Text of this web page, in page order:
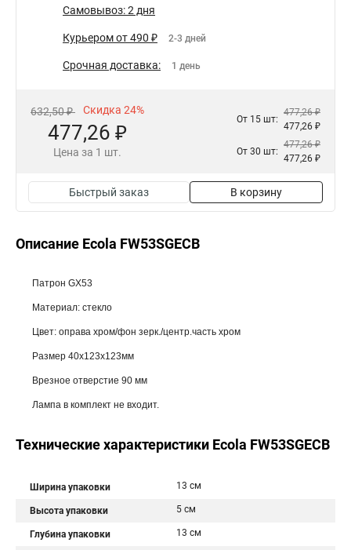
Самовывоз: 2 дня
Курьером от 490 ₽ 2-3 дней
Срочная доставка: 1 день
632,50 ₽ Скидка 24%
477,26 ₽
Цена за 1 шт.
От 15 шт:
477,26 ₽
477,26 ₽
От 30 шт:
477,26 ₽
477,26 ₽
Быстрый заказ В корзину
Описание Ecola FW53SGECB
Патрон GX53
Материал: стекло
Цвет: оправа хром/фон зерк./центр.часть хром
Размер 40x123x123мм
Врезное отверстие 90 мм
Лампа в комплект не входит.
Технические характеристики Ecola FW53SGECB
Ширина упаковки 13 см
Высота упаковки 5 см
Глубина упаковки 13 см